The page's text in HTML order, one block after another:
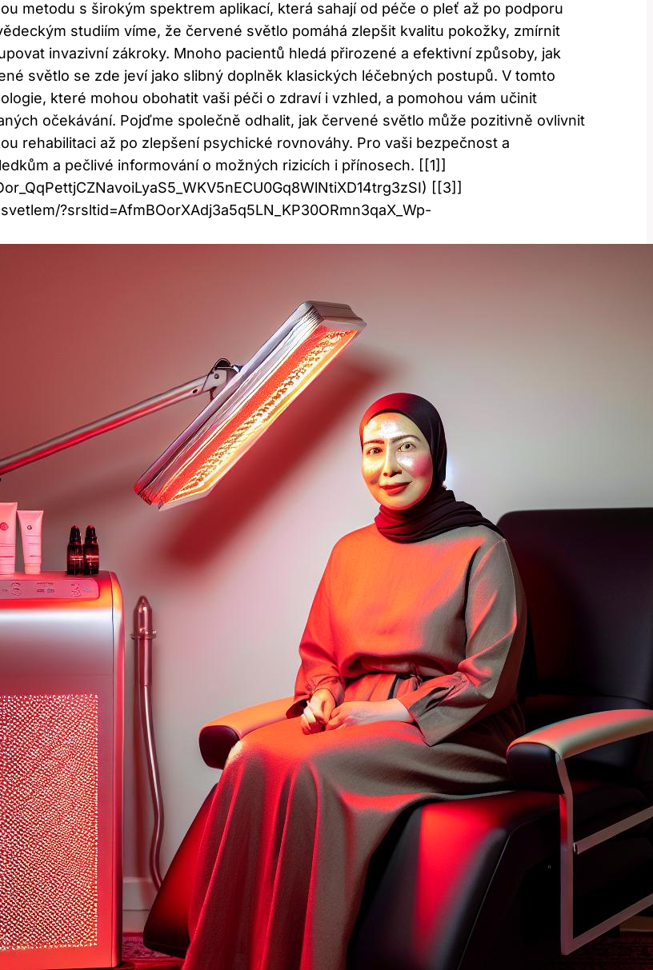
metodu s širokým spektrem aplikací, která sahají od péče o pleť až po podporu
studiím víme, že červené světlo pomáhá zlepšit kvalitu pokožky, zmírnit
invazivní zákroky. Mnoho pacientů hledá přirozené a efektivní způsoby, jak
světlo se zde jeví jako slibný doplněk klasických léčebných postupů. V tomto
které mohou obohatit vaši péči o zdraví i vzhled, a pomohou vám učinit
očekávání. Pojďme společně odhalit, jak červené světlo může pozitivně ovlivnit
rehabilitaci až po zlepšení psychické rovnováhy. Pro vaši bezpečnost a
a pečlivé informování o možných rizicích i přínosech. [[1]]
[[3]]
?srsltid=AfmBOorXAdj3a5q5LN_KP30ORmn3qaX_Wp-